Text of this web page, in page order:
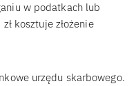
w podatkach lub
kosztuje złożenie
urzędu skarbowego.